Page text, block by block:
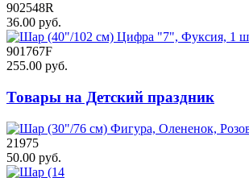
902548R
36.00 руб.
901767F
255.00 руб.
Товары на Детский праздник
21975
50.00 руб.